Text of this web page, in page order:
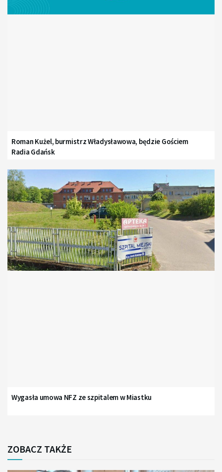
Roman Kużel, burmistrz Władysławowa, będzie Gościem
Radia Gdańsk
Wygasła umowa NFZ ze szpitalem w Miastku
ZOBACZ TAKŻE